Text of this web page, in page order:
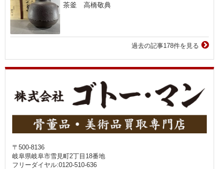
茶釜 高橋敬典
過去の記事178件を見る
〒500-8136
岐阜県岐阜市雪見町2丁目18番地
フリーダイヤル:0120-510-636